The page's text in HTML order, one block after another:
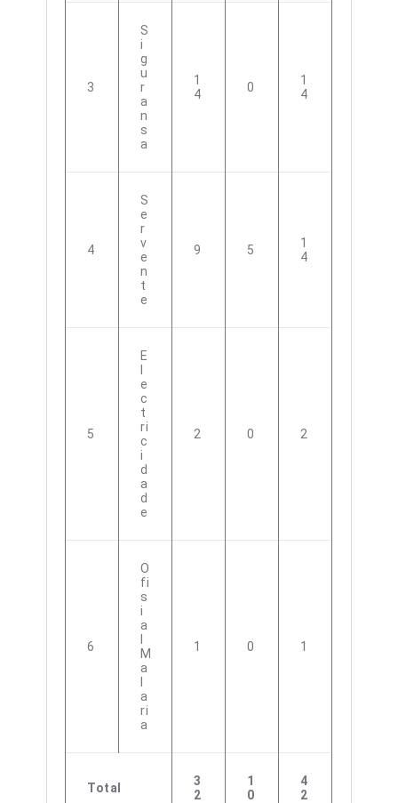
3
S
I
G
U
R
A
N
S
A
1
4
0
1
4
4
S
E
R
V
E
N
T
E
9 5
1
4
5
E
E
C
T
Ri
C
I
D
A
D
E
2 0 2
6
O
Fi
S
I
A
M
A
A
Ri
A
1 0 1
Total
3
2
1
0
4
2